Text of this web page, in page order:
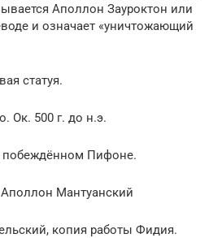
Аполлон Зауроктон или
и означает «уничтожающий
статуя.
Ок. 500 г. до н.э.
Пифоне.
Мантуанский
копия работы Фидия.